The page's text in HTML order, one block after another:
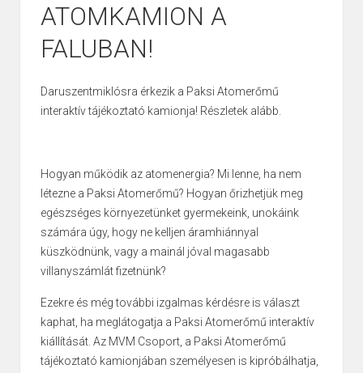
ATOMKAMION A
FALUBAN!
Daruszentmiklósra érkezik a Paksi Atomerőmű
interaktív tájékoztató kamionja! Részletek alább.
Hogyan működik az atomenergia? Mi lenne, ha nem
létezne a Paksi Atomerőmű? Hogyan őrizhetjük meg
egészséges környezetünket gyermekeink, unokáink
számára úgy, hogy ne kelljen áramhiánnyal
küszködnünk, vagy a mainál jóval magasabb
villanyszámlát fizetnünk?
Ezekre és még további izgalmas kérdésre is választ
kaphat, ha meglátogatja a Paksi Atomerőmű interaktív
kiállítását. Az MVM Csoport, a Paksi Atomerőmű
tájékoztató kamionjában személyesen is kipróbálhatja,